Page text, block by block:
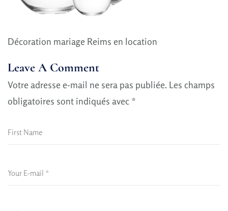
Décoration mariage Reims en location
Leave A Comment
Votre adresse e-mail ne sera pas publiée. Les champs
obligatoires sont indiqués avec *